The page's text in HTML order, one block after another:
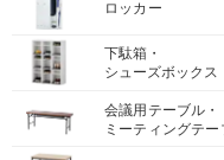
ロッカー
下駄箱・
シューズボックス
会議用テーブル・
ミーティングテー